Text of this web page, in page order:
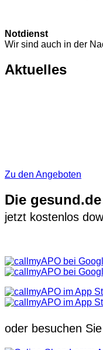
Notdienst
Wir sind auch in der
Aktuelles
Zu den Angeboten
Die
jetzt kostenlos
oder besuchen